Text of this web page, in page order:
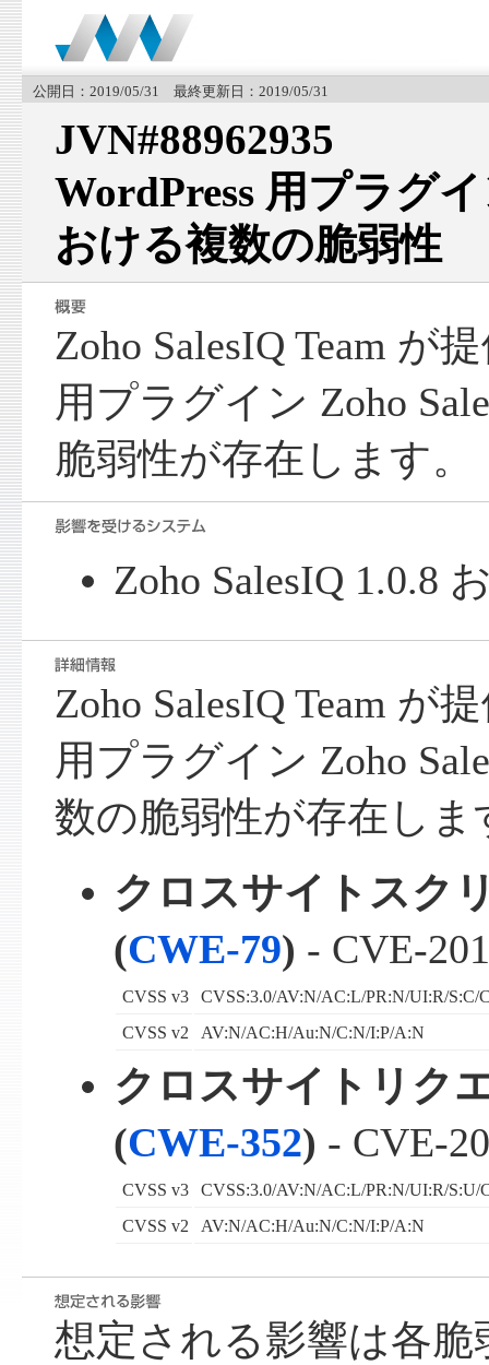
公開日：2019/05/31 最終更新日：2019/05/31
JVN#88962935
WordPress 用プラグ
おける複数の脆弱性
Zoho SalesIQ Team が
用プラグイン Zoho
脆弱性が存在します。
Zoho SalesIQ 1.0.8
Zoho SalesIQ Team が
用プラグイン Zoho
数の脆弱性が存在しま
クロスサイトスク
(CWE-79) - CVE-
CVSS v3
CVSS:3.0/AV:N/AC:L/PR:N/UI:R/S:C/
CVSS v2
AV:N/AC:H/Au:N/C:N/I:P/A:N
クロスサイトリク
(CWE-352) - CVE-
CVSS v3
CVSS:3.0/AV:N/AC:L/PR:N/UI:R/S:U/
CVSS v2
AV:N/AC:H/Au:N/C:N/I:P/A:N
想定される影響は各